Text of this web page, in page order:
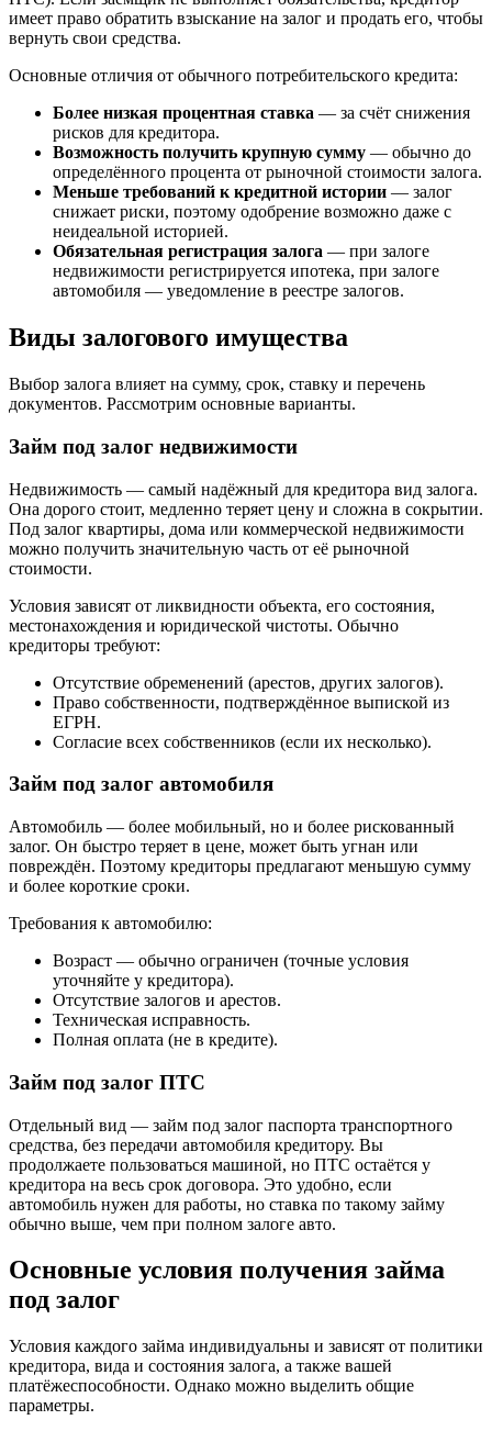
имеет право обратить взыскание на залог и продать его, чтобы
вернуть свои средства.
Основные отличия от обычного потребительского кредита:
Более низкая процентная ставка — за счёт снижения
рисков для кредитора.
Возможность получить крупную сумму — обычно до
определённого процента от рыночной стоимости залога.
Меньше требований к кредитной истории — залог
снижает риски, поэтому одобрение возможно даже с
неидеальной историей.
Обязательная регистрация залога — при залоге
недвижимости регистрируется ипотека, при залоге
автомобиля — уведомление в реестре залогов.
Виды залогового имущества
Выбор залога влияет на сумму, срок, ставку и перечень
документов. Рассмотрим основные варианты.
Займ под залог недвижимости
Недвижимость — самый надёжный для кредитора вид залога.
Она дорого стоит, медленно теряет цену и сложна в сокрытии.
Под залог квартиры, дома или коммерческой недвижимости
можно получить значительную часть от её рыночной
стоимости.
Условия зависят от ликвидности объекта, его состояния,
местонахождения и юридической чистоты. Обычно
кредиторы требуют:
Отсутствие обременений (арестов, других залогов).
Право собственности, подтверждённое выпиской из
ЕГРН.
Согласие всех собственников (если их несколько).
Займ под залог автомобиля
Автомобиль — более мобильный, но и более рискованный
залог. Он быстро теряет в цене, может быть угнан или
повреждён. Поэтому кредиторы предлагают меньшую сумму
и более короткие сроки.
Требования к автомобилю:
Возраст — обычно ограничен (точные условия
уточняйте у кредитора).
Отсутствие залогов и арестов.
Техническая исправность.
Полная оплата (не в кредите).
Займ под залог ПТС
Отдельный вид — займ под залог паспорта транспортного
средства, без передачи автомобиля кредитору. Вы
продолжаете пользоваться машиной, но ПТС остаётся у
кредитора на весь срок договора. Это удобно, если
автомобиль нужен для работы, но ставка по такому займу
обычно выше, чем при полном залоге авто.
Основные условия получения займа
под залог
Условия каждого займа индивидуальны и зависят от политики
кредитора, вида и состояния залога, а также вашей
платёжеспособности. Однако можно выделить общие
параметры.